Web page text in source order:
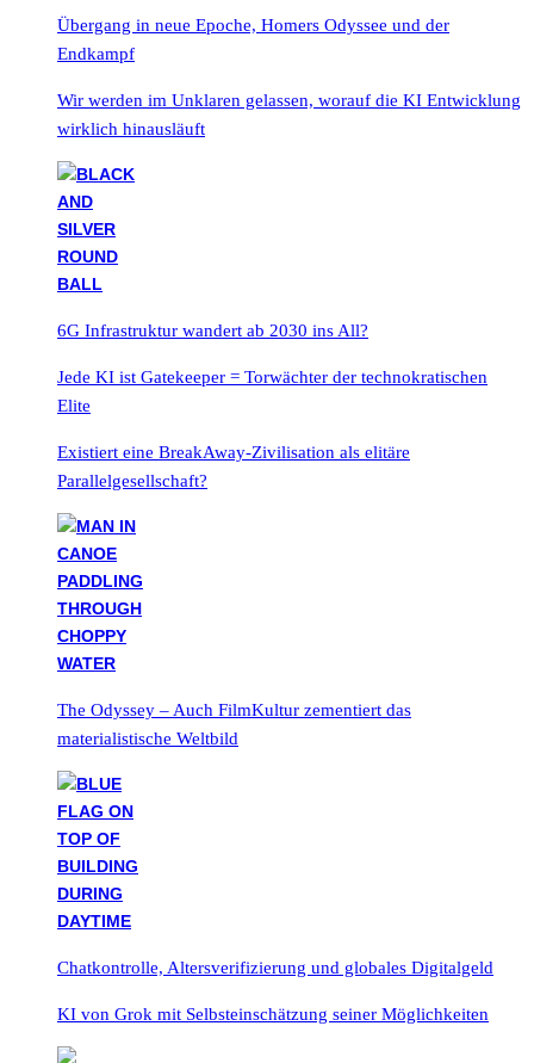
Übergang in neue Epoche, Homers Odyssee und der
Endkampf
Wir werden im Unklaren gelassen, worauf die KI Entwicklung
wirklich hinausläuft
6G Infrastruktur wandert ab 2030 ins All?
Jede KI ist Gatekeeper = Torwächter der technokratischen
Elite
Existiert eine BreakAway-Zivilisation als elitäre
Parallelgesellschaft?
The Odyssey – Auch FilmKultur zementiert das
materialistische Weltbild
Chatkontrolle, Altersverifizierung und globales Digitalgeld
KI von Grok mit Selbsteinschätzung seiner Möglichkeiten